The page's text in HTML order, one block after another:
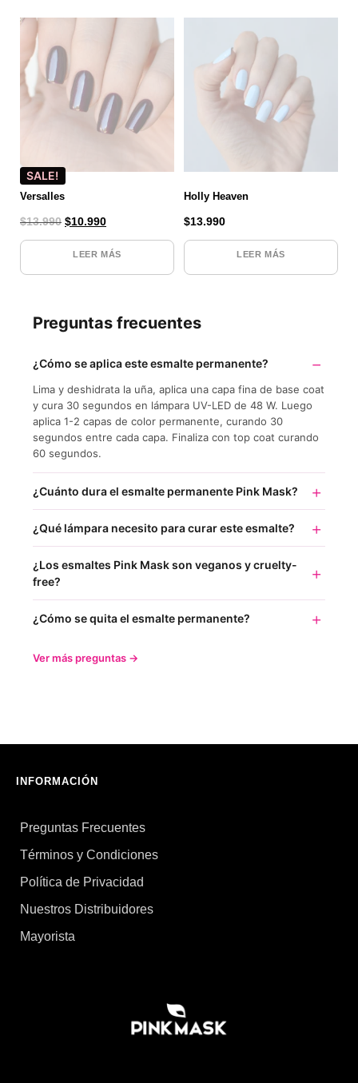
SALE!
Versalles
$13.990 $10.990
LEER MÁS
Holly Heaven
$13.990
LEER MÁS
Preguntas frecuentes
¿Cómo se aplica este esmalte permanente?
Lima y deshidrata la uña, aplica una capa fina de base coat
y cura 30 segundos en lámpara UV-LED de 48 W. Luego
aplica 1-2 capas de color permanente, curando 30
segundos entre cada capa. Finaliza con top coat curando
60 segundos.
¿Cuánto dura el esmalte permanente Pink Mask?
¿Qué lámpara necesito para curar este esmalte?
¿Los esmaltes Pink Mask son veganos y cruelty-
free?
¿Cómo se quita el esmalte permanente?
Ver más preguntas →
INFORMACIÓN
Preguntas Frecuentes
Términos y Condiciones
Política de Privacidad
Nuestros Distribuidores
Mayorista